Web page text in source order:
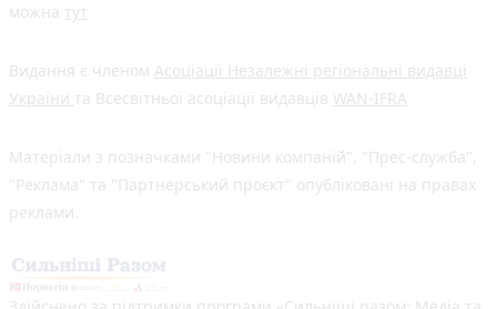
можна тут
Видання є членом Асоціації Незалежні регіональні видавці
України та Всесвітньої асоціації видавців WAN-IFRA
Матеріали з позначками "Новини компаній", "Прес-служба",
"Реклама" та "Партнерський проєкт" опубліковані на правах
реклами.